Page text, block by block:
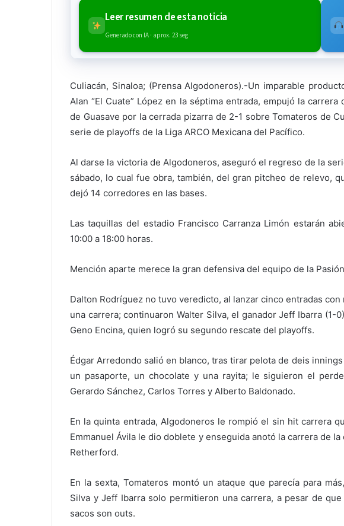
Leer resumen de esta noticia
Generado con IA · aprox. 23 seg
Culiacán, Sinaloa; (Prensa Algodoneros).-Un imparable
Alan “El Cuate” López en la séptima entrada, empujó la
de Guasave por la cerrada pizarra de 2-1 sobre Tomateros de
serie de playoffs de la Liga ARCO Mexicana del Pacífico.
Al darse la victoria de Algodoneros, aseguró el regreso de la
sábado, lo cual fue obra, también, del gran pitcheo de relevo,
dejó 14 corredores en las bases.
Las taquillas del estadio Francisco Carranza Limón estarán
10:00 a 18:00 horas.
Mención aparte merece la gran defensiva del equipo de la
Dalton Rodríguez no tuvo veredicto, al lanzar cinco entradas
una carrera; continuaron Walter Silva, el ganador Jeff Ibarra (1-
Geno Encina, quien logró su segundo rescate del playoffs.
Édgar Arredondo salió en blanco, tras tirar pelota de deis
un pasaporte, un chocolate y una rayita; le siguieron el
Gerardo Sánchez, Carlos Torres y Alberto Baldonado.
En la quinta entrada, Algodoneros le rompió el sin hit carrera
Emmanuel Ávila le dio doblete y enseguida anotó la carrera de
Retherford.
En la sexta, Tomateros montó un ataque que parecía para
Silva y Jeff Ibarra solo permitieron una carrera, a pesar de
sacos son outs.